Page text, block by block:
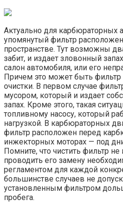
Актуально для карбюраторных
упомянутый фильтр
пространстве. Тут возможны
забит, и издает зловонный
салон автомобиля, или его
Причем это может быть фильтр
очистки. В первом случае
мусором, который и издает
запах. Кроме этого, такая
топливному насосу, который
нагрузкой. В карбюраторных
фильтр расположен перед
инжекторных моторах — под
Помните, что чистить фильтр
проводить его замену
регламентом для каждой
большинстве случаев не
установленным фильтром
пробега.